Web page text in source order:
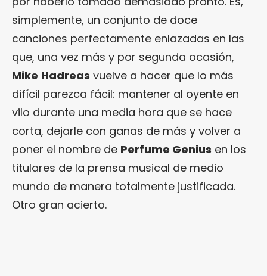
simplemente, un conjunto de doce
canciones perfectamente enlazadas en las
que, una vez más y por segunda ocasión,
Mike Hadreas vuelve a hacer que lo más
difícil parezca fácil: mantener al oyente en
vilo durante una media hora que se hace
corta, dejarle con ganas de más y volver a
poner el nombre de Perfume Genius en los
titulares de la prensa musical de medio
mundo de manera totalmente justificada.
Otro gran acierto.